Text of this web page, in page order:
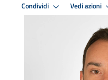
Condividi Vedi azioni